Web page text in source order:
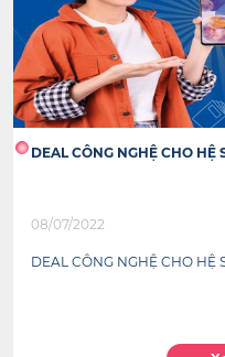
CHÀO HÈ SẮC MÀU -
06/05/2022
CHÀO HÈ SẮC MÀU -